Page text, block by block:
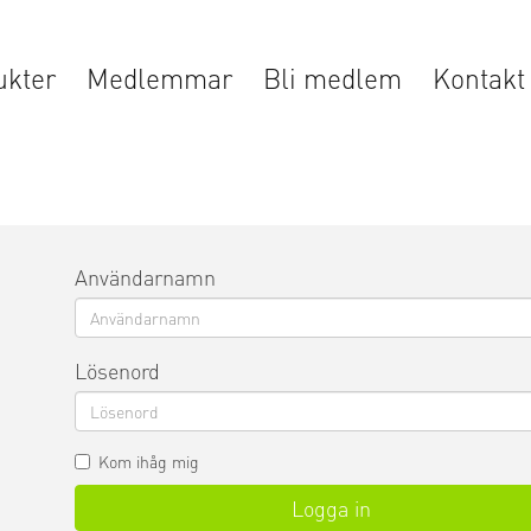
Medlemmar Bli medlem Kontakt
Användarnamn
Lösenord
Kom ihåg mig